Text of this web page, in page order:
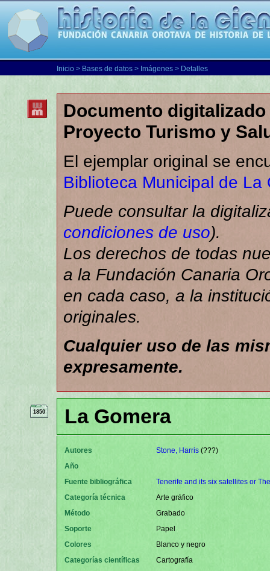
Inicio > Bases de datos > Imágenes > Detalles
Documento
Proyecto Turismo y
El ejemplar original se
Biblioteca Municipal de La
Puede consultar la
condiciones de uso).
Los derechos de todas
a la Fundación Canaria
en cada caso, a la
originales.
Cualquier uso de las
expresamente.
1850 La Gomera
Autores Stone, Harris (???)
Año
Fuente bibliográfica
Tenerife and its six satellites or
Categoría técnica
Arte gráfico
Método
Grabado
Soporte
Papel
Colores
Blanco y negro
Categorías científicas
Cartografía